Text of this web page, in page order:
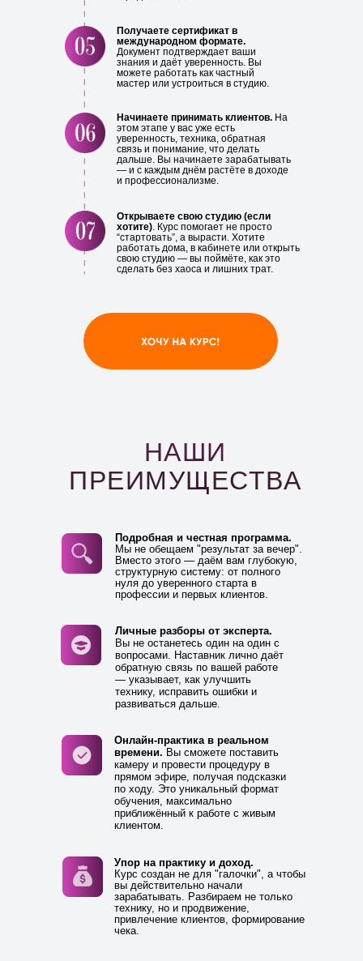
Начинаете принимать клиентов. На
этом этапе у вас уже есть
уверенность, техника, обратная
связь и понимание, что делать
дальше. Вы начинаете зарабатывать
— и с каждым днём растёте в доходе
и профессионализме.
Получаете сертификат в
международном формате.
Документ подтверждает ваши
знания и даёт уверенность. Вы
можете работать как частный
мастер или устроиться в студию.
Открываете свою студию (если
хотите). Курс помогает не просто
“стартовать”, а вырасти. Хотите
работать дома, в кабинете или открыть
свою студию — вы поймёте, как это
сделать без хаоса и лишних трат.
Подробная и честная программа.
Мы не обещаем "результат за вечер".
Вместо этого — даём вам глубокую,
структурную систему: от полного
нуля до уверенного старта в
профессии и первых клиентов.
Онлайн-практика в реальном
времени. Вы сможете поставить
камеру и провести процедуру в
прямом эфире, получая подсказки
по ходу. Это уникальный формат
обучения, максимально
приближённый к работе с живым
клиентом.
Личные разборы от эксперта.
Вы не останетесь один на один с
вопросами. Наставник лично даёт
обратную связь по вашей работе
— указывает, как улучшить
технику, исправить ошибки и
развиваться дальше.
Упор на практику и доход.
Курс создан не для "галочки", а чтобы
вы действительно начали
зарабатывать. Разбираем не только
технику, но и продвижение,
привлечение клиентов, формирование
чека.
НАШИ
ПРЕИМУЩЕСТВА